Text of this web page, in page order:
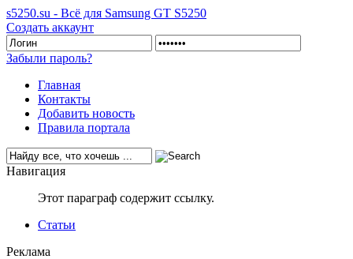
s5250.su - Всё для Samsung GT S5250
Создать аккаунт
Забыли пароль?
Главная
Контакты
Добавить новость
Правила портала
Навигация
Этот параграф содержит ссылку.
Статьи
Реклама